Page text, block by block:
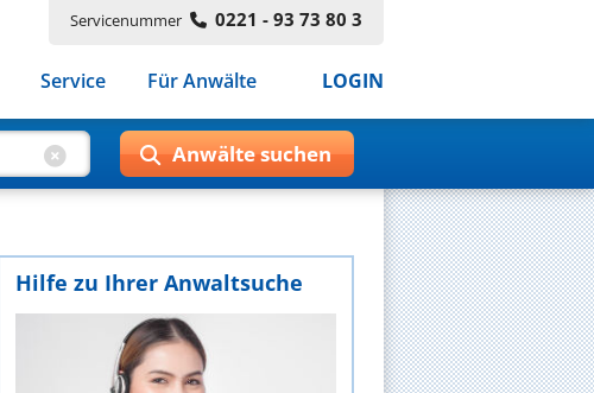
Servicenummer 0221 - 93 73 80 3
Service Für Anwälte LOGIN
Hilfe zu Ihrer Anwaltsuche